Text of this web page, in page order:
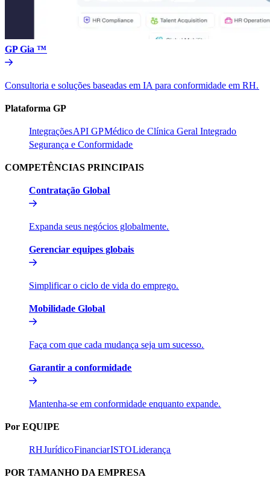
GP Gia ™​​
Consultoria e soluções baseadas em IA para conformidade em RH.​​
Plataforma GP​​
Integrações​​API GP​​Médico de Clínica Geral Integrado​​
Segurança e Conformidade​​
COMPETÊNCIAS PRINCIPAIS​​
Contratação Global​​
Expanda seus negócios globalmente.​​
Gerenciar equipes globais​​
Simplificar o ciclo de vida do emprego.​​
Mobilidade Global​​
Faça com que cada mudança seja um sucesso.​​
Garantir a conformidade​​
Mantenha-se em conformidade enquanto expande.​​
Por EQUIPE​​
RH​​Jurídico​​Financiar​​ISTO​​Liderança​​
POR TAMANHO DA EMPRESA​​